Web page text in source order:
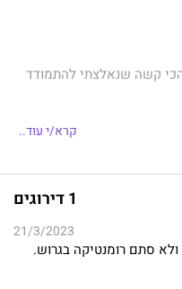
קשה שנאלצתי להתמודד
עדיין מנסה להשלים.
בחיים, ולכן אין לי ברירה
את המצב.
שאני צריך שיקרה, זה
קרא/י עוד..
1 דירוגים
21/3/2023
סתם רומנטיקה בגרוש.